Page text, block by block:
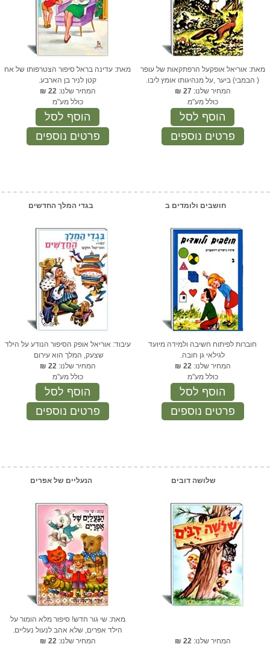
מאת: אוריאל אופקעל הרפתקאות של עופר
( הבמבי) ביער ,על מנהיגותו אומץ ליבו.
המחיר שלנו:27
₪
כולל מע"מ
הוסף לסל
פרטים נוספים
מאת: עדינה בראל סיפור הצטרפותו של אח
קטן לניר בן הארבע.
המחיר שלנו:22
₪
כולל מע"מ
הוסף לסל
פרטים נוספים
חושבים ולומדים ב
חוברות לפיתוח חשיבה ולמידה מיועד
לגילאי גן חובה.
המחיר שלנו:22
₪
כולל מע"מ
הוסף לסל
פרטים נוספים
בגדי המלך החדשים
עיבוד: אוריאל אופק הסיפור הנודע על הילד
שצעק, המלך הוא עירום
המחיר שלנו:22
₪
כולל מע"מ
הוסף לסל
פרטים נוספים
שלושה דובים
המחיר שלנו:22
₪
הנעליים של אפרים
מאת: שי גור חדש! סיפור מלא הומור על
הילד אפרים, שלא אהב לנעול נעליים.
המחיר שלנו:22
₪